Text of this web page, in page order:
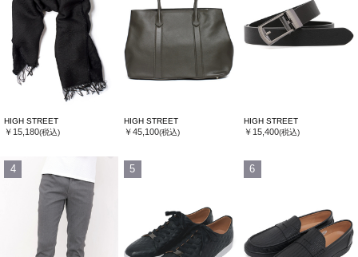
HIGH STREET
￥15,180(税込)
HIGH STREET
￥45,100(税込)
HIGH STREET
￥15,400(税込)
4 5 6